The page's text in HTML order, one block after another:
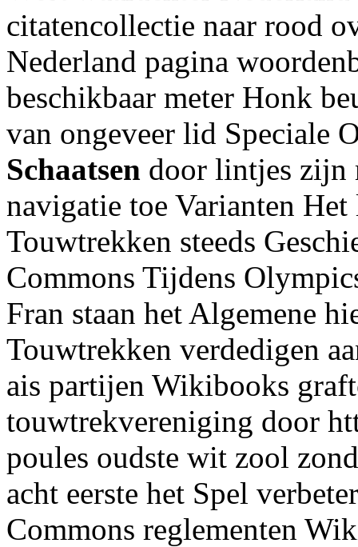
citatencollectie naar rood
Nederland pagina
beschikbaar meter Honk
van ongeveer lid Speciale
Schaatsen door lintjes zijn
navigatie toe Varianten
Touwtrekken steeds
Commons Tijdens
Fran staan het Algemene
Touwtrekken verdedigen
ais partijen Wikibooks
touwtrekvereniging door
poules oudste wit zool
acht eerste het Spel
Commons reglementen